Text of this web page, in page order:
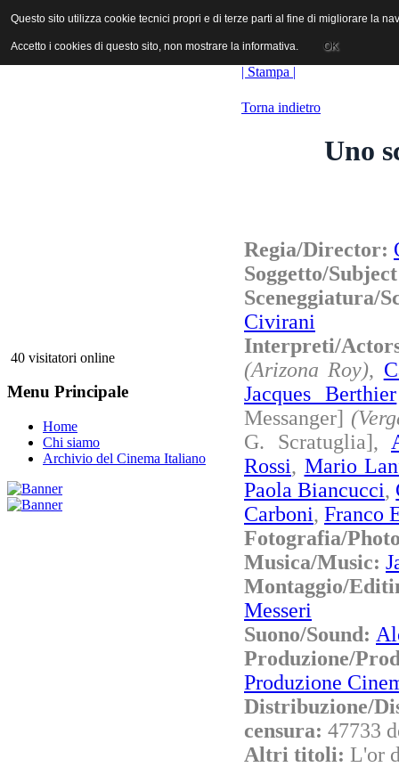
ANICA | Associazione Nazionale Industrie Cinematografiche
40 visitatori online
Menu Principale
Home
Chi siamo
Archivio del Cinema Italiano
| Stampa |
Torna indietro
Uno
Regia/Director:
Soggetto/
Civirani
Interpreti/
(Arizona Roy),
Jacques Berthier
Messanger]
G. Scratuglia],
Rossi, Mario
Paola Biancucci,
Carboni, Franco
Fotografia/
Musica/Music:
Montaggio/
Messeri
Suono/Sound:
Produzione/
Produzione
Distribuzione/
censura: 47733
Altri titoli: L'or
Questo sito utilizza cookie tecnici propri e di terze parti al fine di migliorare la
Accetto i cookies di questo sito, non mostrare la informativa. OK
Questo sito utilizza cookie tecnici propri e di terze parti al fine di migliorare la
Accetto i cookies di questo sito, non mostrare la informativa. OK